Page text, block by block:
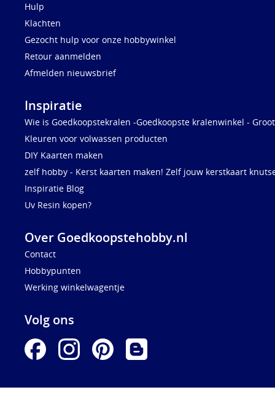
Hulp
Klachten
Gezocht hulp voor onze hobbywinkel
Retour aanmelden
Afmelden nieuwsbrief
Inspiratie
Wie is Goedkoopstekralen -Goedkoopste kralenwinkel -
Kleuren voor volwassen producten
DIY Kaarten maken
zelf hobby - Kerst kaarten maken! Zelf jouw kerstkaart
Inspiratie Blog
Uv Resin kopen?
Over Goedkoopstehobby.nl
Contact
Hobbypunten
Werking winkelwagentje
Volg ons